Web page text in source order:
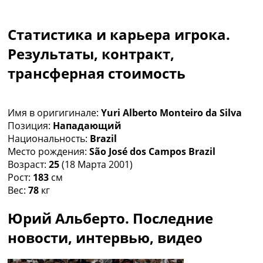
Чемпионат Мира
Украина. Премьер-Лига
Украина. Первая Лига
Лига Чемпионов
Другие Турниры >>>
Таблицы
Таблицы групп Чемпионата Мира
Украина. Премьер-Лига
Украина. Первая Лига
Лига Чемпионов. Таблицы групп
Все таблицы >>>
Рейтинг стран УЕФА
Рейтинг клубов УЕФА
Статистика и карьера игрока.
Результаты, контракт,
трансферная стоимость
Имя в оригигинале: Yuri Alberto Monteiro da Silva
Позиция: Нападающий
Национальность: Brazil
Место рождения: São José dos Campos Brazil
Возраст: 25(18 Марта 2001)
Рост: 183 см
Вес: 78 кг
Юрий Альберто. Последние
новости, интервью, видео